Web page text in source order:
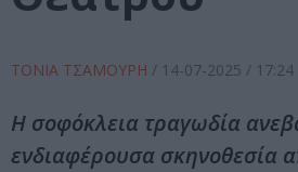
ΤΟΝΙΑ ΤΣΑΜΟΥΡΗ / 14-07-2025 / 17:24
Η σοφόκλεια τραγωδία
ενδιαφέρουσα σκηνοθεσία